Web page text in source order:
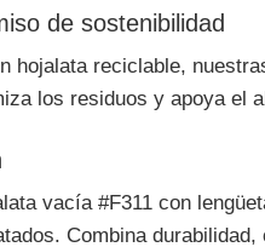
de sostenibilidad
hojalata reciclable,
los residuos y apoya el
vacía #F311 con
Combina